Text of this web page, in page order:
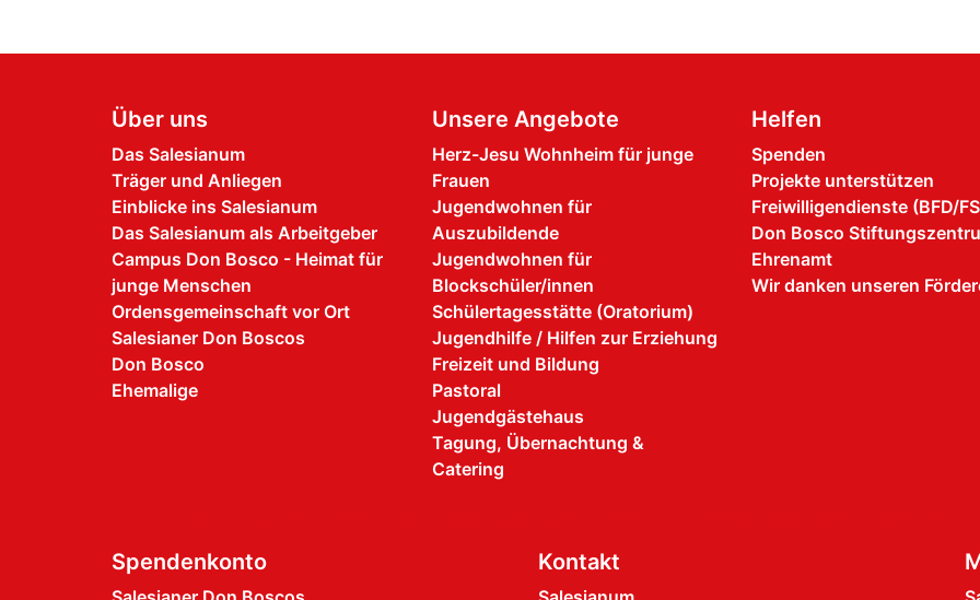
Über uns
Das Salesianum
Träger und Anliegen
Einblicke ins Salesianum
Das Salesianum als Arbeitgeber
Campus Don Bosco - Heimat für
junge Menschen
Ordensgemeinschaft vor Ort
Salesianer Don Boscos
Don Bosco
Ehemalige
Unsere Angebote
Herz-Jesu Wohnheim für junge
Frauen
Jugendwohnen für
Auszubildende
Jugendwohnen für
Blockschüler/innen
Schülertagesstätte (Oratorium)
Jugendhilfe / Hilfen zur Erziehung
Freizeit und Bildung
Pastoral
Jugendgästehaus
Tagung, Übernachtung &
Catering
Helfen
Spenden
Projekte unterstützen
Freiwilligendienste (BFD/
Don Bosco
Ehrenamt
Wir danken unseren
Spendenkonto Kontakt